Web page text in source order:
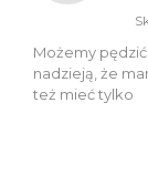
Możemy
nadzieją, że
też mieć tylko